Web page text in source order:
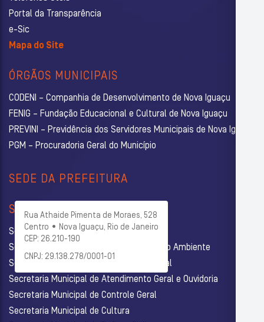
Portal da Transparência
e-Sic
Mapa do Site
ÓRGÃOS MUNICIPAIS
CODENI – Companhia de Desenvolvimento de Nova Iguaçu
FENIG – Fundação Educacional e Cultural de Nova Iguaçu
PREVINI – Previdência dos Servidores Municipais de Nova Iguaçu
PGM – Procuradoria Geral do Município
SEDE DA PREFEITURA
Rua Athaide Pimenta de Moraes, 528
Centro • Nova Iguaçu, Rio de Janeiro
CEP: 26.210-190
CNPJ: 29.138.278/0001-01
SECRETARIAS
Secretaria Municipal de Administração
Secretaria Municipal de Agricultura e Meio Ambiente
Secretaria Municipal de Assistência Social
Secretaria Municipal de Atendimento Geral e Ouvidoria
Secretaria Municipal de Controle Geral
Secretaria Municipal de Cultura